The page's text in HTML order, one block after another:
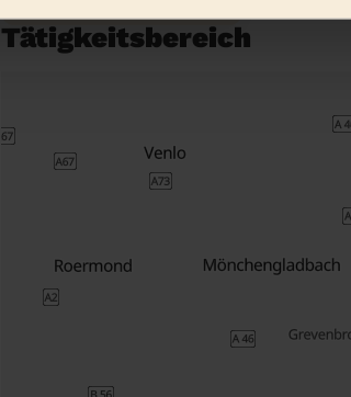
Tätigkeitsbereich